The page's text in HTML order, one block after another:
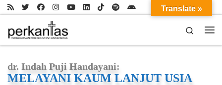
Skip to content
Search
dr. Indah Puji Handayani:
MELAYANI KAUM LANJUT USIA
Translate »